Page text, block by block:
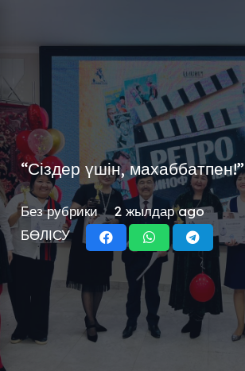
“Сіздер үшін, махаббатпен!”
Без рубрики
2 жылдар ago
БӨЛІСУ